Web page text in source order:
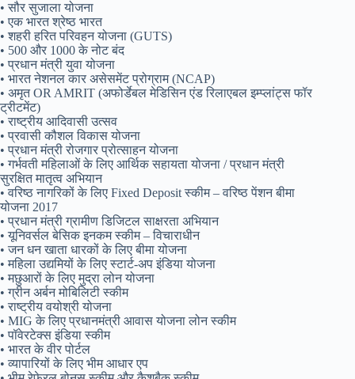
• सौर सुजाला योजना
• एक भारत श्रेष्ठ भारत
• शहरी हरित परिवहन योजना (GUTS)
• 500 और 1000 के नोट बंद
• प्रधान मंत्री युवा योजना
• भारत नेशनल कार असेसमेंट प्रोग्राम (NCAP)
• अमृत OR AMRIT (अफोर्डेबल मेडिसिन एंड रिलाएबल इम्प्लांट्स फॉर
ट्रीटमेंट)
• राष्ट्रीय आदिवासी उत्सव
• प्रवासी कौशल विकास योजना
• प्रधान मंत्री रोजगार प्रोत्साहन योजना
• गर्भवती महिलाओं के लिए आर्थिक सहायता योजना / प्रधान मंत्री
सुरक्षित मातृत्व अभियान
• वरिष्ठ नागरिकों के लिए Fixed Deposit स्कीम – वरिष्ठ पेंशन बीमा
योजना 2017
• प्रधान मंत्री ग्रामीण डिजिटल साक्षरता अभियान
• यूनिवर्सल बेसिक इनकम स्कीम – विचाराधीन
• जन धन खाता धारकों के लिए बीमा योजना
• महिला उद्यमियों के लिए स्टार्ट-अप इंडिया योजना
• मछुआरों के लिए मुद्रा लोन योजना
• ग्रीन अर्बन मोबिलिटी स्कीम
• राष्ट्रीय वयोश्री योजना
• MIG के लिए प्रधानमंत्री आवास योजना लोन स्कीम
• पॉवेरटेक्स इंडिया स्कीम
• भारत के वीर पोर्टल
• व्यापारियों के लिए भीम आधार एप